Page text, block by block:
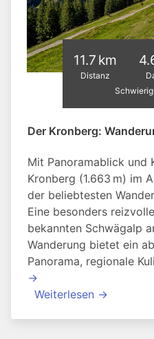
11.7 km
Distanz
Der Kronberg:
Mit Panoramablick und
Kronberg (1.663 m) im
der beliebtesten
Eine besonders
bekannten Schwägalp
Wanderung bietet ein
Panorama, regionale
→
Weiterlesen →